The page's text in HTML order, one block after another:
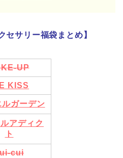
セサリー福袋まとめ】
UP
KISS
ルガーデン
アディク
ト
cui